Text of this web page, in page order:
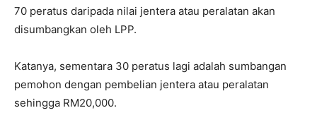
70 peratus daripada nilai jentera atau peralatan akan
disumbangkan oleh LPP.
Katanya, sementara 30 peratus lagi adalah sumbangan
pemohon dengan pembelian jentera atau peralatan
sehingga RM20,000.